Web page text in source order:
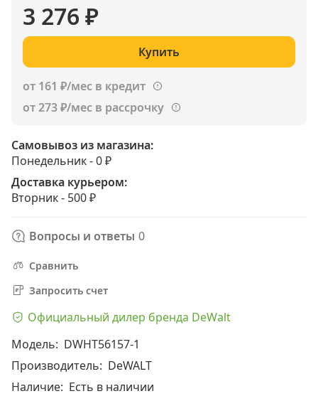
Официальный дилер бренда DeWalt
Модель: DWHT56157-1
Производитель: DeWALT
Наличие: Есть в наличии
Вопросы и ответы 0
Сравнить
Запросить счет
3 276 ₽
Купить
от 161 ₽/мес в кредит
от 273 ₽/мес в рассрочку
Самовывоз из магазина:
Понедельник - 0 ₽
Доставка курьером:
Вторник - 500 ₽